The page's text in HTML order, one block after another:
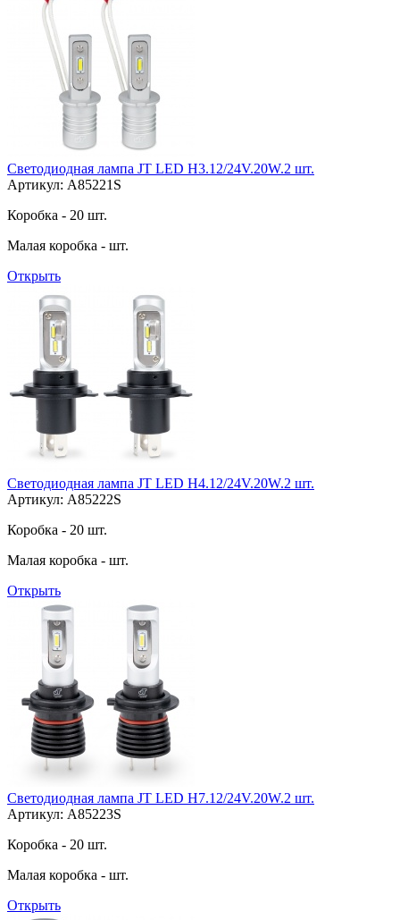
Светодиодная лампа JT LED H3.12/24V.20W.2 шт.
Артикул: A85221S
Коробка - 20 шт.
Малая коробка - шт.
Открыть
Светодиодная лампа JT LED H4.12/24V.20W.2 шт.
Артикул: A85222S
Коробка - 20 шт.
Малая коробка - шт.
Открыть
Светодиодная лампа JT LED H7.12/24V.20W.2 шт.
Артикул: A85223S
Коробка - 20 шт.
Малая коробка - шт.
Открыть